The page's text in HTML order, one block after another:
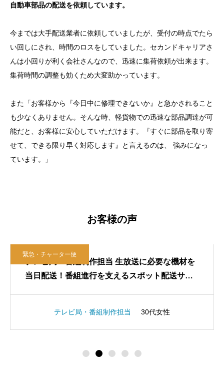
自動車部品の配送を依頼しています。
今までは大手配送業者に依頼していましたが、受付の時点でたら
い回しにされ、時間のロスをしていました。セカンドキャリアさ
んは小回りが利く会社さんなので、迅速に集荷依頼が出来ます。
集荷時間の調整も効くため大変助かっています。
また「お客様から『今日中に修理できないか』と急かされること
も少なくありません。そんな時、軽貨物での迅速な部品調達が可
能だと、お客様に安心していただけます。『すぐに部品を取り寄
せて、できる限り早く対応します』と言えるのは、 強みになっ
ています。」
お客様の声
緊急・チャーター便
テレビ局・番組制作担当 生放送に必要な機材を
当日配送！番組進行を支えるスポット配送サー
テレビ局・番組制作担当 30代女性